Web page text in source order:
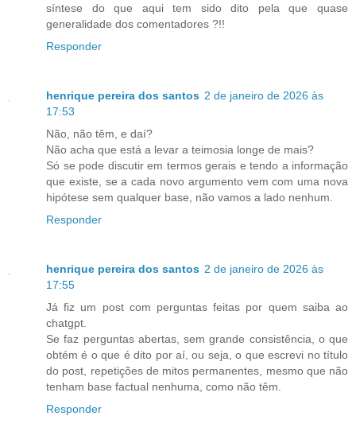
síntese do que aqui tem sido dito pela que quase
generalidade dos comentadores ?!!
Responder
henrique pereira dos santos 2 de janeiro de 2026 às
17:53
Não, não têm, e daí?
Não acha que está a levar a teimosia longe de mais?
Só se pode discutir em termos gerais e tendo a informação
que existe, se a cada novo argumento vem com uma nova
hipótese sem qualquer base, não vamos a lado nenhum.
Responder
henrique pereira dos santos 2 de janeiro de 2026 às
17:55
Já fiz um post com perguntas feitas por quem saiba ao
chatgpt.
Se faz perguntas abertas, sem grande consistência, o que
obtém é o que é dito por aí, ou seja, o que escrevi no título
do post, repetições de mitos permanentes, mesmo que não
tenham base factual nenhuma, como não têm.
Responder